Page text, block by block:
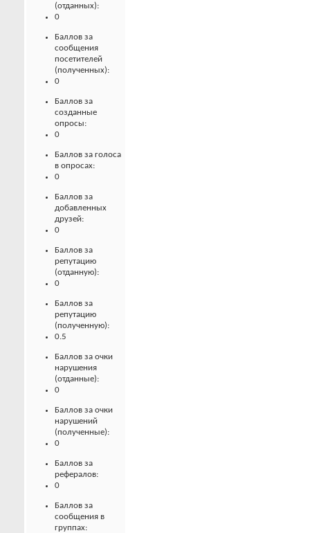
(отданных):
0
Баллов за
сообщения
посетителей
(полученных):
0
Баллов за
созданные
опросы:
0
Баллов за голоса
в опросах:
0
Баллов за
добавленных
друзей:
0
Баллов за
репутацию
(отданную):
0
Баллов за
репутацию
(полученную):
0.5
Баллов за очки
нарушения
(отданные):
0
Баллов за очки
нарушений
(полученные):
0
Баллов за
рефералов:
0
Баллов за
сообщения в
группах: